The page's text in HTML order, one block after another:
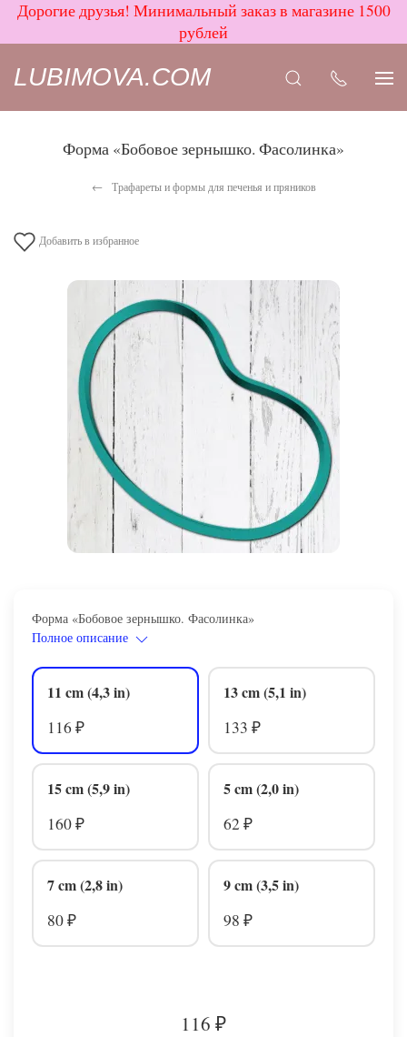
Дорогие друзья! Минимальный заказ в магазине 1500
рублей
LUBIMOVA.COM
Форма «Бобовое зернышко. Фасолинка»
Трафареты и формы для печенья и пряников
Добавить в избранное
Форма «Бобовое зернышко. Фасолинка»
Полное описание
11 cm (4,3 in)
116 ₽
13 cm (5,1 in)
133 ₽
15 cm (5,9 in)
160 ₽
5 cm (2,0 in)
62 ₽
7 cm (2,8 in)
80 ₽
9 cm (3,5 in)
98 ₽
116 ₽